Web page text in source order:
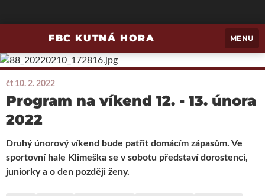
FBC KUTNÁ HORA MENU
čt 10. 2. 2022
Program na víkend 12. - 13. února
2022
Druhý únorový víkend bude patřit domácím zápasům. Ve
sportovní hale Klimeška se v sobotu představí dorostenci,
juniorky a o den později ženy.